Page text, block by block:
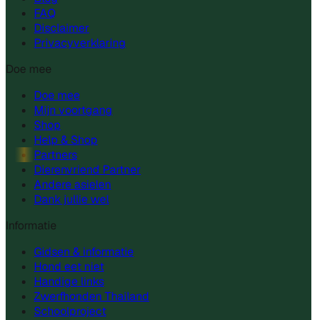
FAQ
Disclaimer
Privacyverklaring
Doe mee
Doe mee
Mijn voortgang
Shop
Help & Shop
Partners
Dierenvriend Partner
Andere asielen
Dank jullie wel
Informatie
Gidsen & informatie
Hond eet niet
Handige links
Zwerfhonden Thailand
Schoolproject